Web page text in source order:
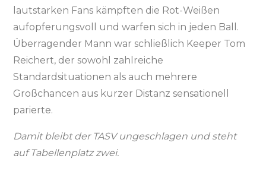
lautstarken Fans kämpften die Rot-Weißen
aufopferungsvoll und warfen sich in jeden Ball.
Überragender Mann war schließlich Keeper Tom
Reichert, der sowohl zahlreiche
Standardsituationen als auch mehrere
Großchancen aus kurzer Distanz sensationell
parierte.
Damit bleibt der TASV ungeschlagen und steht
auf Tabellenplatz zwei.